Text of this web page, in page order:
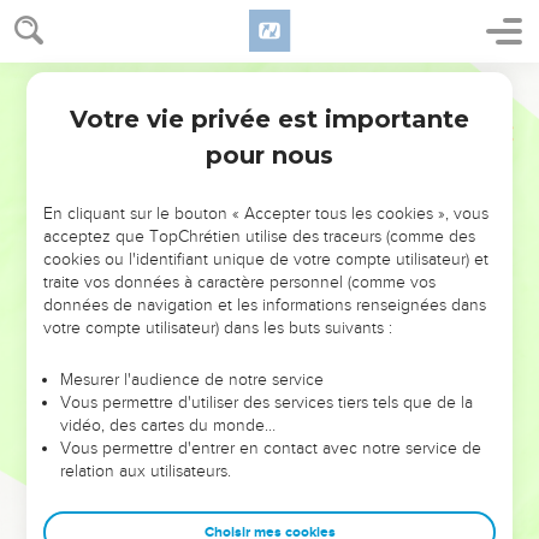
NE MANQUEZ PAS L’ÉVÉNEMENT
DE L’ANNÉE !
ET SI LEURS ERREURS POUVAIENT VOUS ÉVITER LES
VOTRES ?
leur foi ou leur vision. Mais on voit moins les doutes, les erreurs
et les saisons difficiles qu'ils ont traversés, alors même que ce
sont elles qui les ont façonnés.
Dans cette conférence, leaders, entrepreneurs, et responsables
clés pour avancer avec plus de sagesse afin que leurs erreurs
Votre vie privée est importante
pour nous
En cliquant sur le bouton « Accepter tous les cookies », vous
acceptez que TopChrétien utilise des traceurs (comme des
cookies ou l'identifiant unique de votre compte utilisateur) et
traite vos données à caractère personnel (comme vos
données de navigation et les informations renseignées dans
votre compte utilisateur) dans les buts suivants :
Mesurer l'audience de notre service
Vous permettre d'utiliser des services tiers tels que de la
vidéo, des cartes du monde…
Vous permettre d'entrer en contact avec notre service de
relation aux utilisateurs.
Choisir mes cookies